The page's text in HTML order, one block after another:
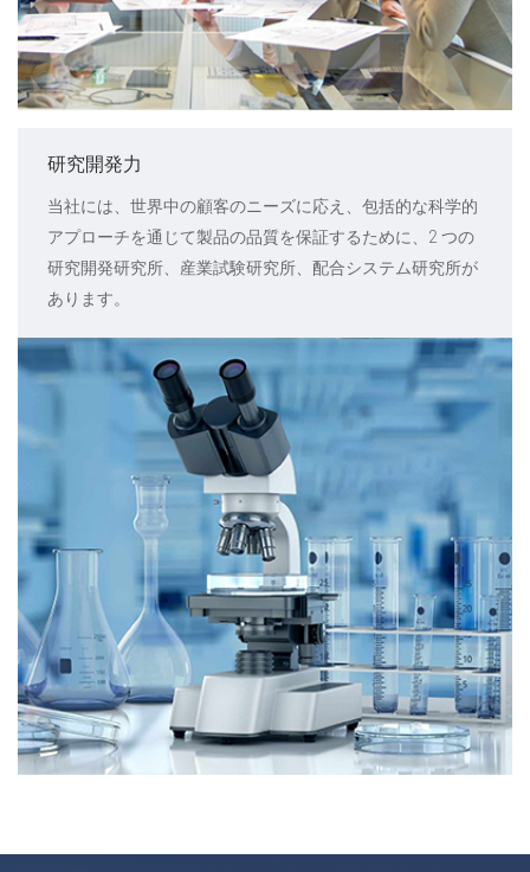
研究開発力
当社には、世界中の顧客のニーズに応え、包括的な科学的
アプローチを通じて製品の品質を保証するために、2 つの
研究開発研究所、産業試験研究所、配合システム研究所が
あります。